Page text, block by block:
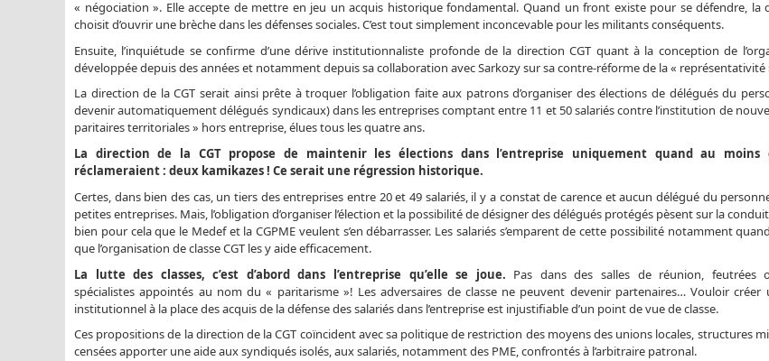
« négociation ». Elle accepte de mettre en jeu un acquis historique fondamental. Quand un front existe pour se défendre, la
choisit d’ouvrir une brèche dans les défenses sociales. C’est tout simplement inconcevable pour les militants conséquents.
Ensuite, l’inquiétude se confirme d’une dérive institutionnaliste profonde de la direction CGT quant à la conception de
développée depuis des années et notamment depuis sa collaboration avec Sarkozy sur sa contre-réforme de la « représentativité
La direction de la CGT serait ainsi prête à troquer l’obligation faite aux patrons d’organiser des élections de délégués du
devenir automatiquement délégués syndicaux) dans les entreprises comptant entre 11 et 50 salariés contre l’institution de
paritaires territoriales » hors entreprise, élues tous les quatre ans.
La direction de la CGT propose de maintenir les élections dans l’entreprise uniquement quand au moins
réclameraient : deux kamikazes ! Ce serait une régression historique.
Certes, dans bien des cas, un tiers des entreprises entre 20 et 49 salariés, il y a constat de carence et aucun délégué du
petites entreprises. Mais, l’obligation d’organiser l’élection et la possibilité de désigner des délégués protégés pèsent sur la
bien pour cela que le Medef et la CGPME veulent s’en débarrasser. Les salariés s’emparent de cette possibilité notamment
que l’organisation de classe CGT les y aide efficacement.
La lutte des classes, c’est d’abord dans l’entreprise qu’elle se joue. Pas dans des salles de réunion, feutrées
spécialistes appointés au nom du « paritarisme »! Les adversaires de classe ne peuvent devenir partenaires… Vouloir créer
institutionnel à la place des acquis de la défense des salariés dans l’entreprise est injustifiable d’un point de vue de classe.
Ces propositions de la direction de la CGT coïncident avec sa politique de restriction des moyens des unions locales, structures
censées apporter une aide aux syndiqués isolés, aux salariés, notamment des PME, confrontés à l’arbitraire patronal.